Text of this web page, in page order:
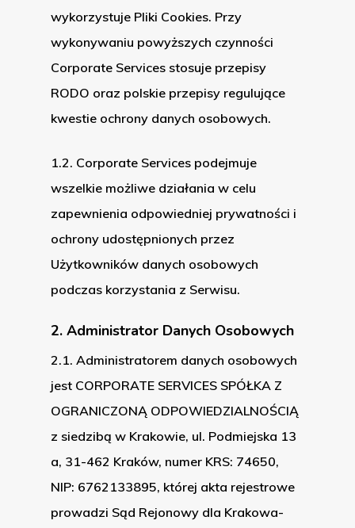
wykorzystuje Pliki Cookies. Przy
wykonywaniu powyższych czynności
Corporate Services stosuje przepisy
RODO oraz polskie przepisy regulujące
kwestie ochrony danych osobowych.
1.2. Corporate Services podejmuje
wszelkie możliwe działania w celu
zapewnienia odpowiedniej prywatności i
ochrony udostępnionych przez
Użytkowników danych osobowych
podczas korzystania z Serwisu.
2. Administrator Danych Osobowych
2.1. Administratorem danych osobowych
jest CORPORATE SERVICES SPÓŁKA Z
OGRANICZONĄ ODPOWIEDZIALNOŚCIĄ
z siedzibą w Krakowie, ul. Podmiejska 13
a, 31-462 Kraków, numer KRS: 74650,
NIP: 6762133895, której akta rejestrowe
prowadzi Sąd Rejonowy dla Krakowa-